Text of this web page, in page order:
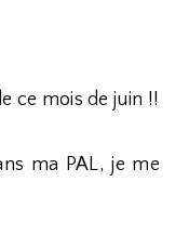
ce mois de juin !!
ma PAL, je me